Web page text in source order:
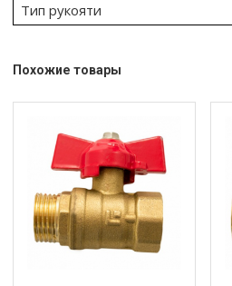
Тип рукояти
Похожие товары